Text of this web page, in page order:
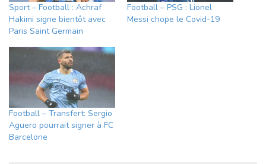
Sport – Football : Achraf
Hakimi signe bientôt avec
Paris Saint Germain
Football – PSG : Lionel
Messi chope le Covid-19
Football – Transfert: Sergio
Aguero pourrait signer à FC
Barcelone